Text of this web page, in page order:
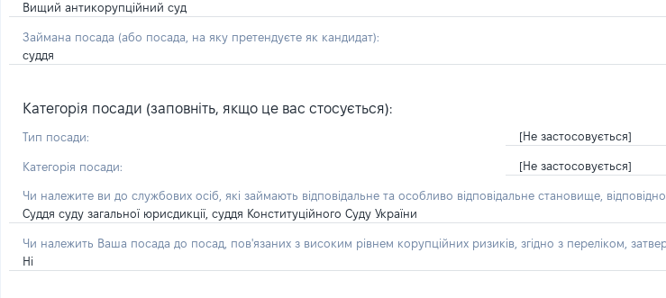
Вищий антикорупційний суд
Займана посада (або посада, на яку претендуєте як кандидат):
суддя
Категорія посади (заповніть, якщо це вас стосується):
Тип посади: [Не застосовується]
Категорія посади: [Не застосовується]
Чи належите ви до службових осіб, які займають відповідальне та особливо відповідальне становище,
Суддя суду загальної юрисдикції, суддя Конституційного Суду України
Чи належить Ваша посада до посад, пов'язаних з високим рівнем корупційних ризиків, згідно з переліком,
Ні